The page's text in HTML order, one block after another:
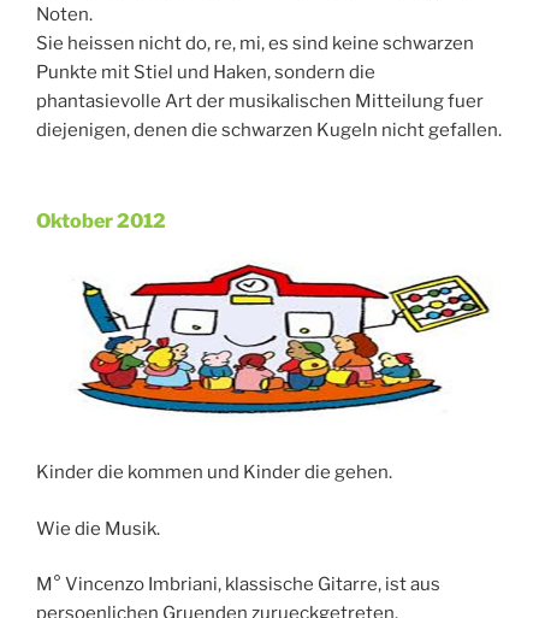
Noten.
Sie heissen nicht do, re, mi, es sind keine schwarzen
Punkte mit Stiel und Haken, sondern die
phantasievolle Art der musikalischen Mitteilung fuer
diejenigen, denen die schwarzen Kugeln nicht gefallen.
Veröffentlicht
Oktober 2012
Kinder die kommen und Kinder die gehen.
Wie die Musik.
M° Vincenzo Imbriani, klassische Gitarre, ist aus
persoenlichen Gruenden zurueckgetreten.